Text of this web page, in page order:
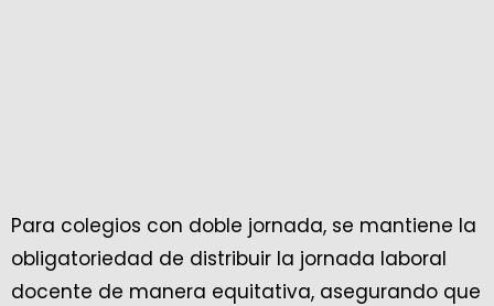
Para colegios con doble jornada, se mantiene la
obligatoriedad de distribuir la jornada laboral
docente de manera equitativa, asegurando que